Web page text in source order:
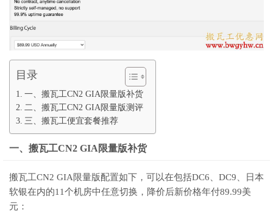
目录
一、搬瓦工CN2 GIA限量版补货
二、搬瓦工CN2 GIA限量版测评
三、搬瓦工便宜套餐推荐
一、搬瓦工CN2 GIA限量版补货
搬瓦工CN2 GIA限量版配置如下，可以在包括DC6、DC9、日本
软银在内的11个机房中任意切换，降价后新价格年付89.99美
元：